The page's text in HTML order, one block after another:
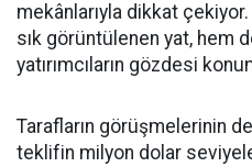
mekânlarıyla dikkat çekiyor.
sık görüntülenen yat, hem
yatırımcıların gözdesi
Tarafların görüşmelerinin
teklifin milyon dolar